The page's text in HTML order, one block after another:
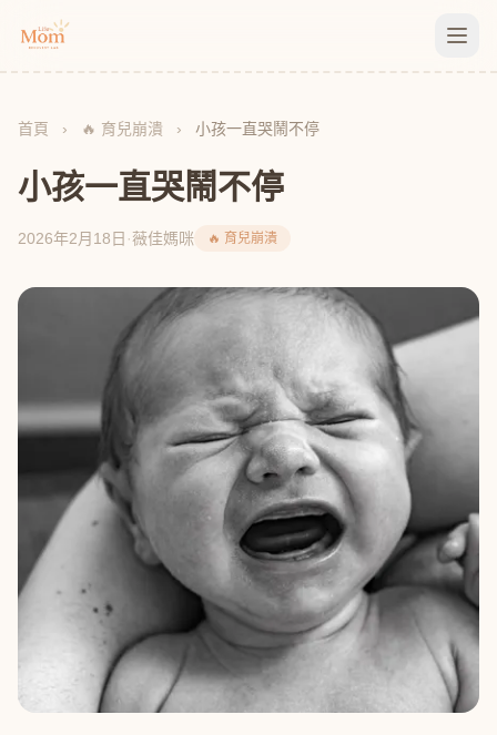
首頁 › 🔥 育兒崩潰 › 小孩一直哭鬧不停
小孩一直哭鬧不停
2026年2月18日 ·薇佳媽咪 🔥 育兒崩潰